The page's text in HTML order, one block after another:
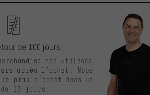
de 100 jours.
non-utilisée
après l’achat. Nous
le prix d’achat dans un
10 jours.